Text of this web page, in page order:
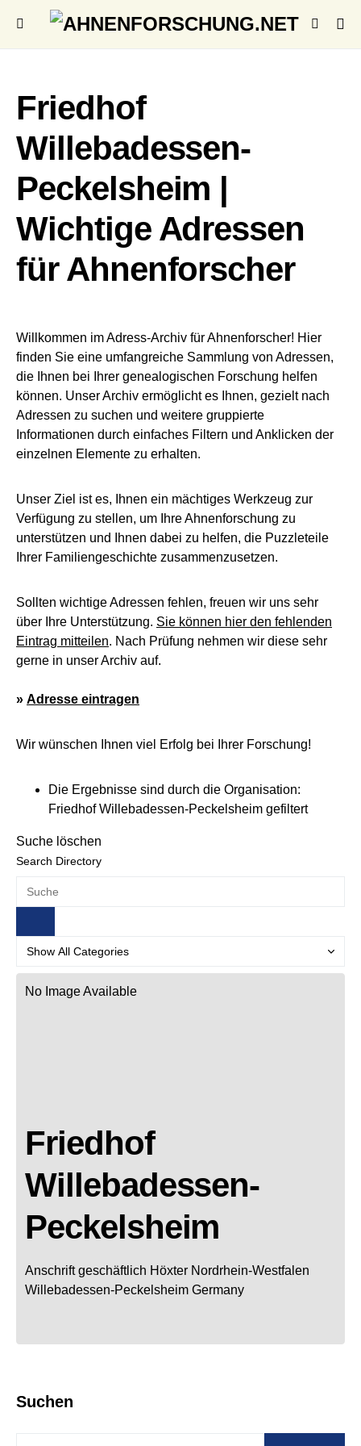
Friedhof
Willebadessen-
Peckelsheim |
Wichtige Adressen
für Ahnenforscher
Willkommen im Adress-Archiv für Ahnenforscher! Hier
finden Sie eine umfangreiche Sammlung von Adressen,
die Ihnen bei Ihrer genealogischen Forschung helfen
können. Unser Archiv ermöglicht es Ihnen, gezielt nach
Adressen zu suchen und weitere gruppierte
Informationen durch einfaches Filtern und Anklicken der
einzelnen Elemente zu erhalten.
Unser Ziel ist es, Ihnen ein mächtiges Werkzeug zur
Verfügung zu stellen, um Ihre Ahnenforschung zu
unterstützen und Ihnen dabei zu helfen, die Puzzleteile
Ihrer Familiengeschichte zusammenzusetzen.
Sollten wichtige Adressen fehlen, freuen wir uns sehr
über Ihre Unterstützung. Sie können hier den fehlenden
Eintrag mitteilen. Nach Prüfung nehmen wir diese sehr
gerne in unser Archiv auf.
» Adresse eintragen
Wir wünschen Ihnen viel Erfolg bei Ihrer Forschung!
Die Ergebnisse sind durch die Organisation:
Friedhof Willebadessen-Peckelsheim gefiltert
Suche löschen
Search Directory
No Image Available
Friedhof
Willebadessen-
Peckelsheim
Anschrift geschäftlich Höxter Nordrhein-Westfalen
Willebadessen-Peckelsheim Germany
Suchen